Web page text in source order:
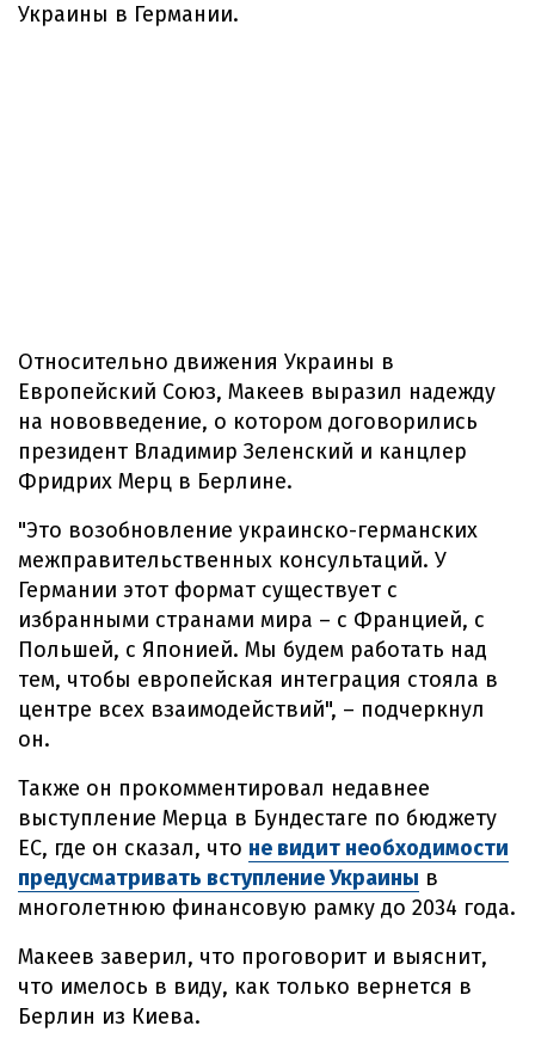
Украины в Германии.
Относительно движения Украины в
Европейский Союз, Макеев выразил надежду
на нововведение, о котором договорились
президент Владимир Зеленский и канцлер
Фридрих Мерц в Берлине.
"Это возобновление украинско-германских
межправительственных консультаций. У
Германии этот формат существует с
избранными странами мира – с Францией, с
Польшей, с Японией. Мы будем работать над
тем, чтобы европейская интеграция стояла в
центре всех взаимодействий", – подчеркнул
он.
Также он прокомментировал недавнее
выступление Мерца в Бундестаге по бюджету
ЕС, где он сказал, что не видит необходимости
предусматривать вступление Украины в
многолетнюю финансовую рамку до 2034 года.
Макеев заверил, что проговорит и выяснит,
что имелось в виду, как только вернется в
Берлин из Киева.